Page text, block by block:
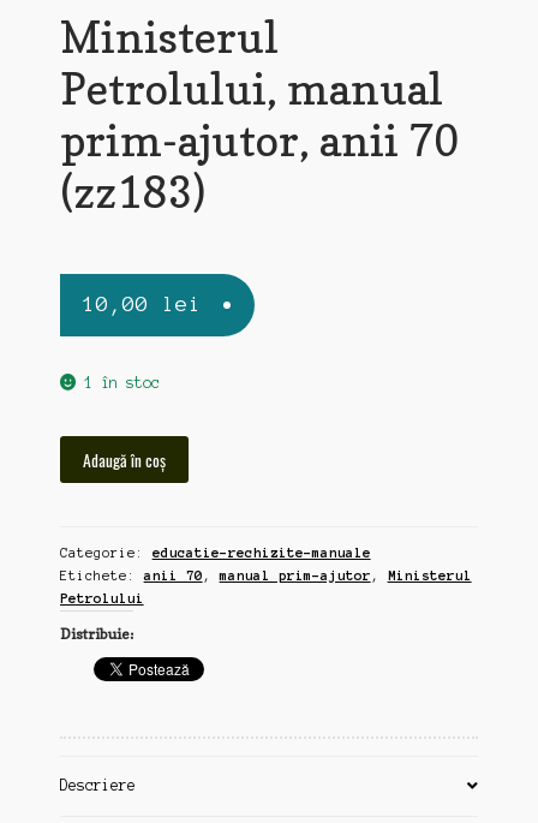
Ministerul
Petrolului, manual
prim-ajutor, anii 70
(zz183)
10,00 lei
1 în stoc
Ministerul
prim-
ajutor,
anii
70
(zz183)
Adaugă în coș
Categorie: educatie-rechizite-manuale
Etichete:anii 70 ,manual prim-ajutor , Ministerul
Petrolului
Distribuie:
Descriere